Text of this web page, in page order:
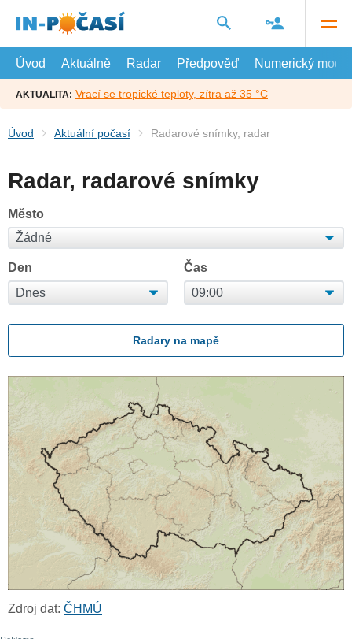
hlavní
Úvod
Aktuálně Radar Předpověď Numerický model
AKTUALITA: Vrací se tropické teploty, zítra až 35 °C
Úvod Aktuální počasí Radarové snímky, radar
Radar, radarové snímky
Město
Den Čas
Radary na mapě
Zdroj dat: ČHMÚ